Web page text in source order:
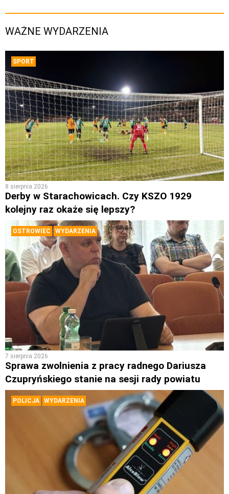
WAŻNE WYDARZENIA
SPORT
8 sierpnia 2026
Derby w Starachowicach. Czy KSZO 1929
kolejny raz okaże się lepszy?
OSTROWIEC WYDARZENIA
7 sierpnia 2026
Sprawa zwolnienia z pracy radnego Dariusza
Czupryńskiego stanie na sesji rady powiatu
POLICJA WYDARZENIA